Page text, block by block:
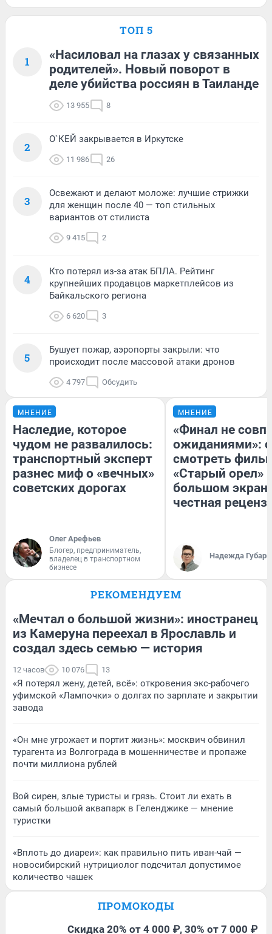
ТОП 5
1
«Насиловал на глазах у связанных
родителей». Новый поворот в
деле убийства россиян в Таиланде
13 955 8
2
О`КЕЙ закрывается в Иркутске
11 986 26
3
Освежают и делают моложе: лучшие стрижки
для женщин после 40 — топ стильных
вариантов от стилиста
9 415 2
4
Кто потерял из-за атак БПЛА. Рейтинг
крупнейших продавцов маркетплейсов из
Байкальского региона
6 620 3
5
Бушует пожар, аэропорты закрыли: что
происходит после массовой атаки дронов
4 797 Обсудить
МНЕНИЕ
Наследие, которое
чудом не развалилось:
транспортный эксперт
разнес миф о «вечных»
советских дорогах
Олег Арефьев
Блогер, предприниматель,
владелец в транспортном
бизнесе
МНЕНИЕ
«Финал не
ожиданиями»:
смотреть
«Старый орел»
большом
честная
Надежда Губарь
РЕКОМЕНДУЕМ
«Мечтал о большой жизни»: иностранец
из Камеруна переехал в Ярославль и
создал здесь семью — история
12 часов 10 076 13
«Я потерял жену, детей, всё»: откровения экс-рабочего
уфимской «Лампочки» о долгах по зарплате и закрытии
завода
«Он мне угрожает и портит жизнь»: москвич обвинил
турагента из Волгограда в мошенничестве и пропаже
почти миллиона рублей
Вой сирен, злые туристы и грязь. Стоит ли ехать в
самый большой аквапарк в Геленджике — мнение
туристки
«Вплоть до диареи»: как правильно пить иван-чай —
новосибирский нутрициолог подсчитал допустимое
количество чашек
ПРОМОКОДЫ
Скидка 20% от 4 000 ₽, 30% от 7 000 ₽